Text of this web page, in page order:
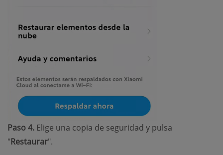
Paso 4. Elige una copia de seguridad y pulsa
"Restaurar".